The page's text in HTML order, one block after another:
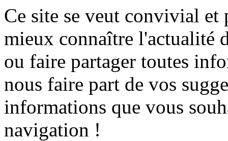
Ce site se veut convivial et
mieux connaître l'actualité
ou faire partager toutes
nous faire part de vos
informations que vous
navigation !